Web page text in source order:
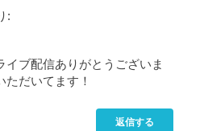
:
イブ配信ありがとうございま
ただいてます！
返信する